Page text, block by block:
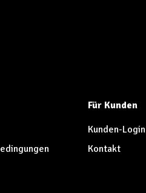
Für Kunden
Kunden-Login
Kontakt